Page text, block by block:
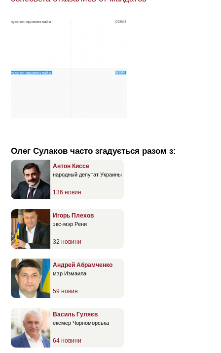
Олег Сулаков часто згадується разом з:
Антон Киссе
народный депутат Украины
136 новин
Игорь Плехов
экс-мэр Рени
32 новини
Андрей Абрамченко
мэр Измаила
59 новин
Василь Гуляєв
ексмер Чорноморська
64 новини